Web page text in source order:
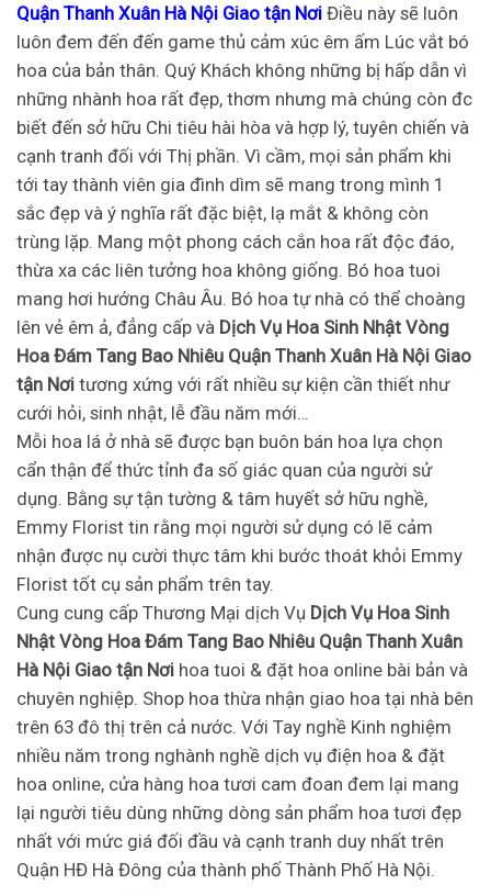
Quận Thanh Xuân Hà Nội Giao tận Nơi Điều này sẽ luôn
luôn đem đến đến game thủ cảm xúc êm ấm Lúc vắt bó
hoa của bản thân. Quý Khách không những bị hấp dẫn vì
những nhành hoa rất đẹp, thơm nhưng mà chúng còn đc
biết đến sở hữu Chi tiêu hài hòa và hợp lý, tuyên chiến và
cạnh tranh đối với Thị phần. Vì cầm, mọi sản phẩm khi
tới tay thành viên gia đình dìm sẽ mang trong mình 1
sắc đẹp và ý nghĩa rất đặc biệt, lạ mắt & không còn
trùng lặp. Mang một phong cách cắn hoa rất độc đáo,
thừa xa các liên tưởng hoa không giống. Bó hoa tuoi
mang hơi hướng Châu Âu. Bó hoa tự nhà có thể choàng
lên vẻ êm ả, đẳng cấp và Dịch Vụ Hoa Sinh Nhật Vòng
Hoa Đám Tang Bao Nhiêu Quận Thanh Xuân Hà Nội Giao
tận Nơi tương xứng với rất nhiều sự kiện cần thiết như
cưới hỏi, sinh nhật, lễ đầu năm mới…
Mỗi hoa lá ở nhà sẽ được bạn buôn bán hoa lựa chọn
cẩn thận để thức tỉnh đa số giác quan của người sử
dụng. Bằng sự tận tường & tâm huyết sở hữu nghề,
Emmy Florist tin rằng mọi người sử dụng có lẽ cảm
nhận được nụ cười thực tâm khi bước thoát khỏi Emmy
Florist tốt cụ sản phẩm trên tay.
Cung cung cấp Thương Mại dịch Vụ Dịch Vụ Hoa Sinh
Nhật Vòng Hoa Đám Tang Bao Nhiêu Quận Thanh Xuân
Hà Nội Giao tận Nơi hoa tuoi & đặt hoa online bài bản và
chuyên nghiệp. Shop hoa thừa nhận giao hoa tại nhà bên
trên 63 đô thị trên cả nước. Với Tay nghề Kinh nghiệm
nhiều năm trong nghành nghề dịch vụ điện hoa & đặt
hoa online, cửa hàng hoa tươi cam đoan đem lại mang
lại người tiêu dùng những dòng sản phẩm hoa tươi đẹp
nhất với mức giá đối đầu và cạnh tranh duy nhất trên
Quận HĐ Hà Đông của thành phố Thành Phố Hà Nội.